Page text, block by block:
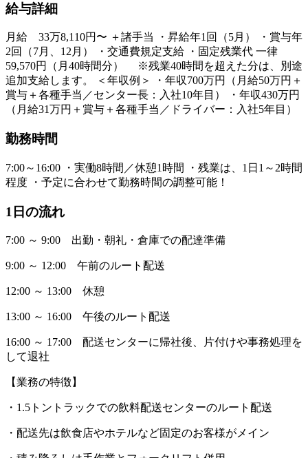
給与詳細
月給 33万8,110円〜 ＋諸手当 ・昇給年1回（5月） ・賞与年
2回（7月、12月） ・交通費規定支給 ・固定残業代 一律
59,570円（月40時間分） ※残業40時間を超えた分は、別途
追加支給します。 ＜年収例＞ ・年収700万円（月給50万円＋
賞与＋各種手当／センター長：入社10年目） ・年収430万円
（月給31万円＋賞与＋各種手当／ドライバー：入社5年目）
勤務時間
7:00～16:00 ・実働8時間／休憩1時間 ・残業は、1日1～2時間
程度 ・予定に合わせて勤務時間の調整可能！
1日の流れ
7:00 ～ 9:00 出勤・朝礼・倉庫での配達準備
9:00 ～ 12:00 午前のルート配送
12:00 ～ 13:00 休憩
13:00 ～ 16:00 午後のルート配送
16:00 ～ 17:00 配送センターに帰社後、片付けや事務処理を
して退社
【業務の特徴】
・1.5トントラックでの飲料配送センターのルート配送
・配送先は飲食店やホテルなど固定のお客様がメイン